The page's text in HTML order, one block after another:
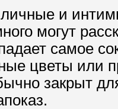
и
могут
самое
цветы или
закрыт